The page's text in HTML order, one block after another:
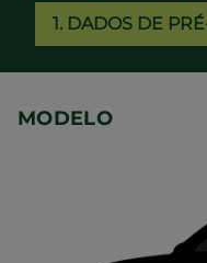
1. DADOS DE
MODELO